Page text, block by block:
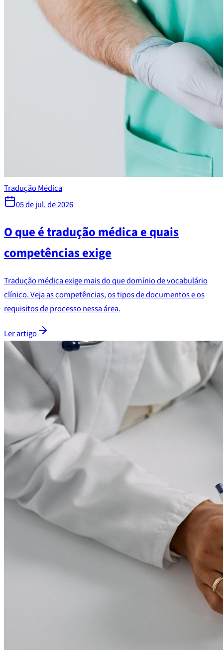
Tradução Médica
05 de jul. de 2026
O que é tradução médica e quais
competências exige
Tradução médica exige mais do que domínio de vocabulário
clínico. Veja as competências, os tipos de documentos e os
requisitos de processo nessa área.
Ler artigo